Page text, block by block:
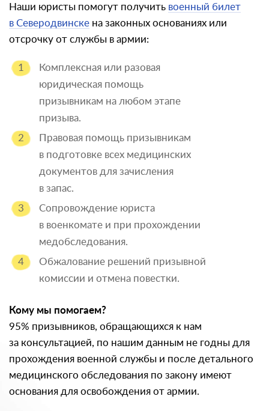
Наши юристы помогут получить военный билет
в Северодвинске на законных основаниях или
отсрочку от службы в армии:
Комплексная или разовая
юридическая помощь
призывникам на любом этапе
призыва.
Правовая помощь призывникам
в подготовке всех медицинских
документов для зачисления
в запас.
Сопровождение юриста
в военкомате и при прохождении
медобследования.
Обжалование решений призывной
комиссии и отмена повестки.
Кому мы помогаем?
95% призывников, обращающихся к нам
за консультацией, по нашим данным не годны для
прохождения военной службы и после детального
медицинского обследования по закону имеют
основания для освобождения от армии.